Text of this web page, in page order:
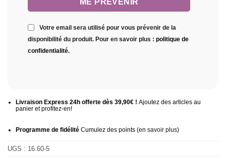
Votre email sera utilisé pour vous prévenir de la
disponibilité du produit. Pour en savoir plus : politique de
confidentialité.
Livraison Express 24h offerte dès 39,90€ ! Ajoutez des articles au
panier et profitez-en!
Programme de fidélitéCumulez des points (en savoir plus)
UGS : 16.60-5